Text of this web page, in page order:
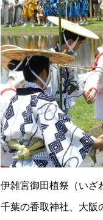
伊雑宮御田植祭（いざ
千葉の香取神社、大阪